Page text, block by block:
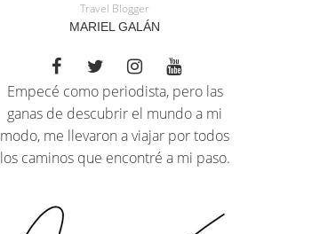
Travel Blogger
MARIEL GALÁN
Empecé como periodista, pero las
ganas de descubrir el mundo a mi
modo, me llevaron a viajar por todos
los caminos que encontré a mi paso.